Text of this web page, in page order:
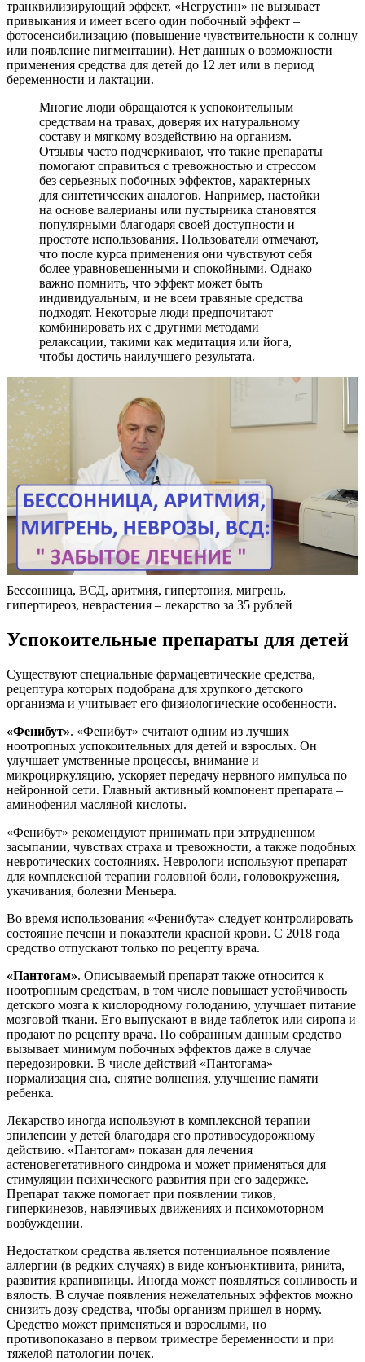
транквилизирующий эффект, «Негрустин» не вызывает
привыкания и имеет всего один побочный эффект –
фотосенсибилизацию (повышение чувствительности к солнцу
или появление пигментации). Нет данных о возможности
применения средства для детей до 12 лет или в период
беременности и лактации.
Многие люди обращаются к успокоительным
средствам на травах, доверяя их натуральному
составу и мягкому воздействию на организм.
Отзывы часто подчеркивают, что такие препараты
помогают справиться с тревожностью и стрессом
без серьезных побочных эффектов, характерных
для синтетических аналогов. Например, настойки
на основе валерианы или пустырника становятся
популярными благодаря своей доступности и
простоте использования. Пользователи отмечают,
что после курса применения они чувствуют себя
более уравновешенными и спокойными. Однако
важно помнить, что эффект может быть
индивидуальным, и не всем травяные средства
подходят. Некоторые люди предпочитают
комбинировать их с другими методами
релаксации, такими как медитация или йога,
чтобы достичь наилучшего результата.
Бессонница, ВСД, аритмия, гипертония, мигрень,
гипертиреоз, неврастения – лекарство за 35 рублей
Успокоительные препараты для детей
Существуют специальные фармацевтические средства,
рецептура которых подобрана для хрупкого детского
организма и учитывает его физиологические особенности.
«Фенибут». «Фенибут» считают одним из лучших
ноотропных успокоительных для детей и взрослых. Он
улучшает умственные процессы, внимание и
микроциркуляцию, ускоряет передачу нервного импульса по
нейронной сети. Главный активный компонент препарата –
аминофенил масляной кислоты.
«Фенибут» рекомендуют принимать при затрудненном
засыпании, чувствах страха и тревожности, а также подобных
невротических состояниях. Неврологи используют препарат
для комплексной терапии головной боли, головокружения,
укачивания, болезни Меньера.
Во время использования «Фенибута» следует контролировать
состояние печени и показатели красной крови. С 2018 года
средство отпускают только по рецепту врача.
«Пантогам». Описываемый препарат также относится к
ноотропным средствам, в том числе повышает устойчивость
детского мозга к кислородному голоданию, улучшает питание
мозговой ткани. Его выпускают в виде таблеток или сиропа и
продают по рецепту врача. По собранным данным средство
вызывает минимум побочных эффектов даже в случае
передозировки. В числе действий «Пантогама» –
нормализация сна, снятие волнения, улучшение памяти
ребенка.
Лекарство иногда используют в комплексной терапии
эпилепсии у детей благодаря его противосудорожному
действию. «Пантогам» показан для лечения
астеновегетативного синдрома и может применяться для
стимуляции психического развития при его задержке.
Препарат также помогает при появлении тиков,
гиперкинезов, навязчивых движениях и психомоторном
возбуждении.
Недостатком средства является потенциальное появление
аллергии (в редких случаях) в виде конъюнктивита, ринита,
развития крапивницы. Иногда может появляться сонливость и
вялость. В случае появления нежелательных эффектов можно
снизить дозу средства, чтобы организм пришел в норму.
Средство может применяться и взрослыми, но
противопоказано в первом триместре беременности и при
тяжелой патологии почек.